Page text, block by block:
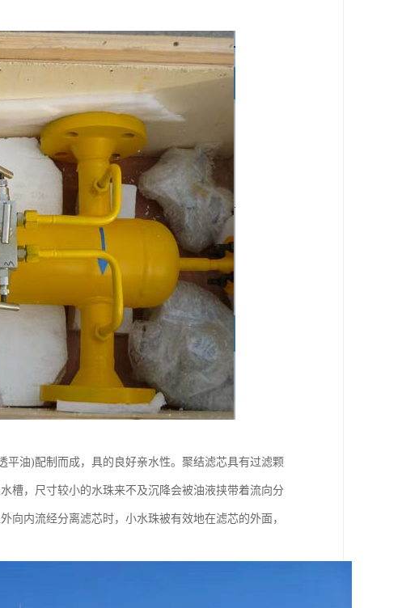
油)配制而成，具的良好亲水性。聚结滤芯具有过滤颗
槽，尺寸较小的水珠来不及沉降会被油液挟带着流向分
向内流经分离滤芯时，小水珠被有效地在滤芯的外面，